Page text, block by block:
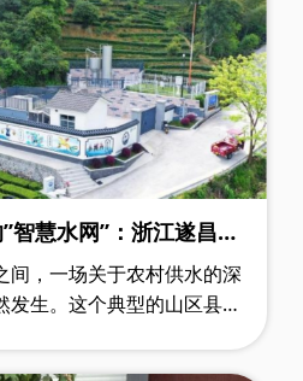
智慧水网”：浙江遂昌打
间，一场关于农村供水的深
生。这个典型的山区县通